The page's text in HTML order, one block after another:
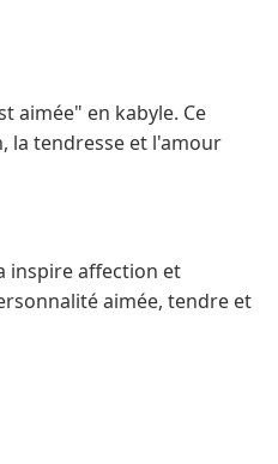
aimée" en kabyle. Ce
la tendresse et l'amour
inspire affection et
aimée, tendre et